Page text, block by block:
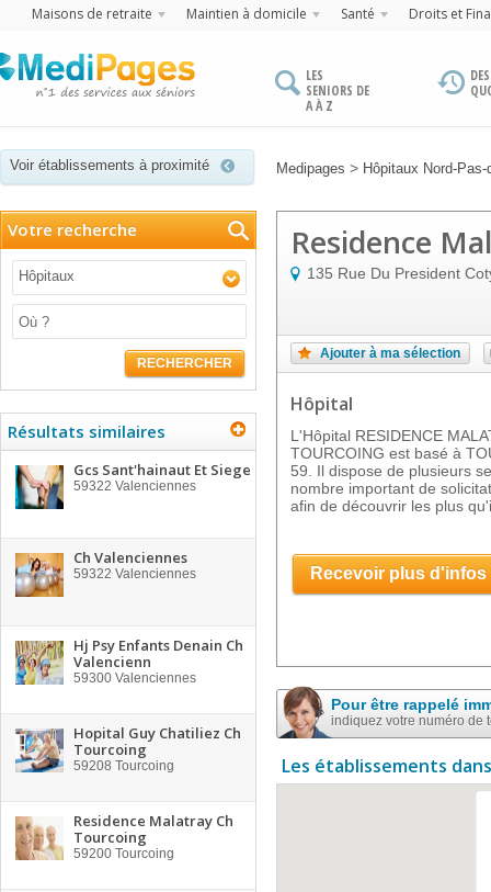
Maisons de retraite Maintien à domicile Santé Droits et
LES
SENIORS DE
A À Z
Voir établissements à proximité Medipages > Hôpitaux Nord-Pas-
Votre recherche
Hôpitaux
RECHERCHER
Résultats similaires
Gcs Sant'hainaut Et Siege
59322 Valenciennes
Ch Valenciennes
59322 Valenciennes
Hj Psy Enfants Denain Ch
Valencienn
59300 Valenciennes
Hopital Guy Chatiliez Ch
Tourcoing
59208 Tourcoing
Residence Malatray Ch
Tourcoing
59200 Tourcoing
Residence
135 Rue Du President
Ajouter à ma sélection
Hôpital
L'Hôpital RESIDENCE
TOURCOING est basé à
59. Il dispose de plusieurs
nombre important de
afin de découvrir les plus
Recevoir plus d'infos
Pour être rappelé
indiquez votre numéro de
Les établissements